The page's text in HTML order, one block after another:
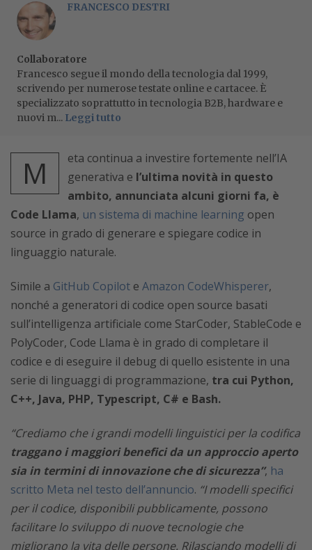
FRANCESCO DESTRI
Collaboratore
Francesco segue il mondo della tecnologia dal 1999,
scrivendo per numerose testate online e cartacee. È
specializzato soprattutto in tecnologia B2B, hardware e
nuovi m... Leggi tutto
M
eta continua a investire fortemente nell’IA
generativa e l’ultima novità in questo
ambito, annunciata alcuni giorni fa, è
Code Llama, un sistema di machine learning open
source in grado di generare e spiegare codice in
linguaggio naturale.
Simile a GitHub Copilot e Amazon CodeWhisperer,
nonché a generatori di codice open source basati
sull’intelligenza artificiale come StarCoder, StableCode e
PolyCoder, Code Llama è in grado di completare il
codice e di eseguire il debug di quello esistente in una
serie di linguaggi di programmazione, tra cui Python,
C++, Java, PHP, Typescript, C# e Bash.
“Crediamo che i grandi modelli linguistici per la codifica
traggano i maggiori benefici da un approccio aperto
sia in termini di innovazione che di sicurezza”, ha
scritto Meta nel testo dell’annuncio. “I modelli specifici
per il codice, disponibili pubblicamente, possono
facilitare lo sviluppo di nuove tecnologie che
migliorano la vita delle persone. Rilasciando modelli di